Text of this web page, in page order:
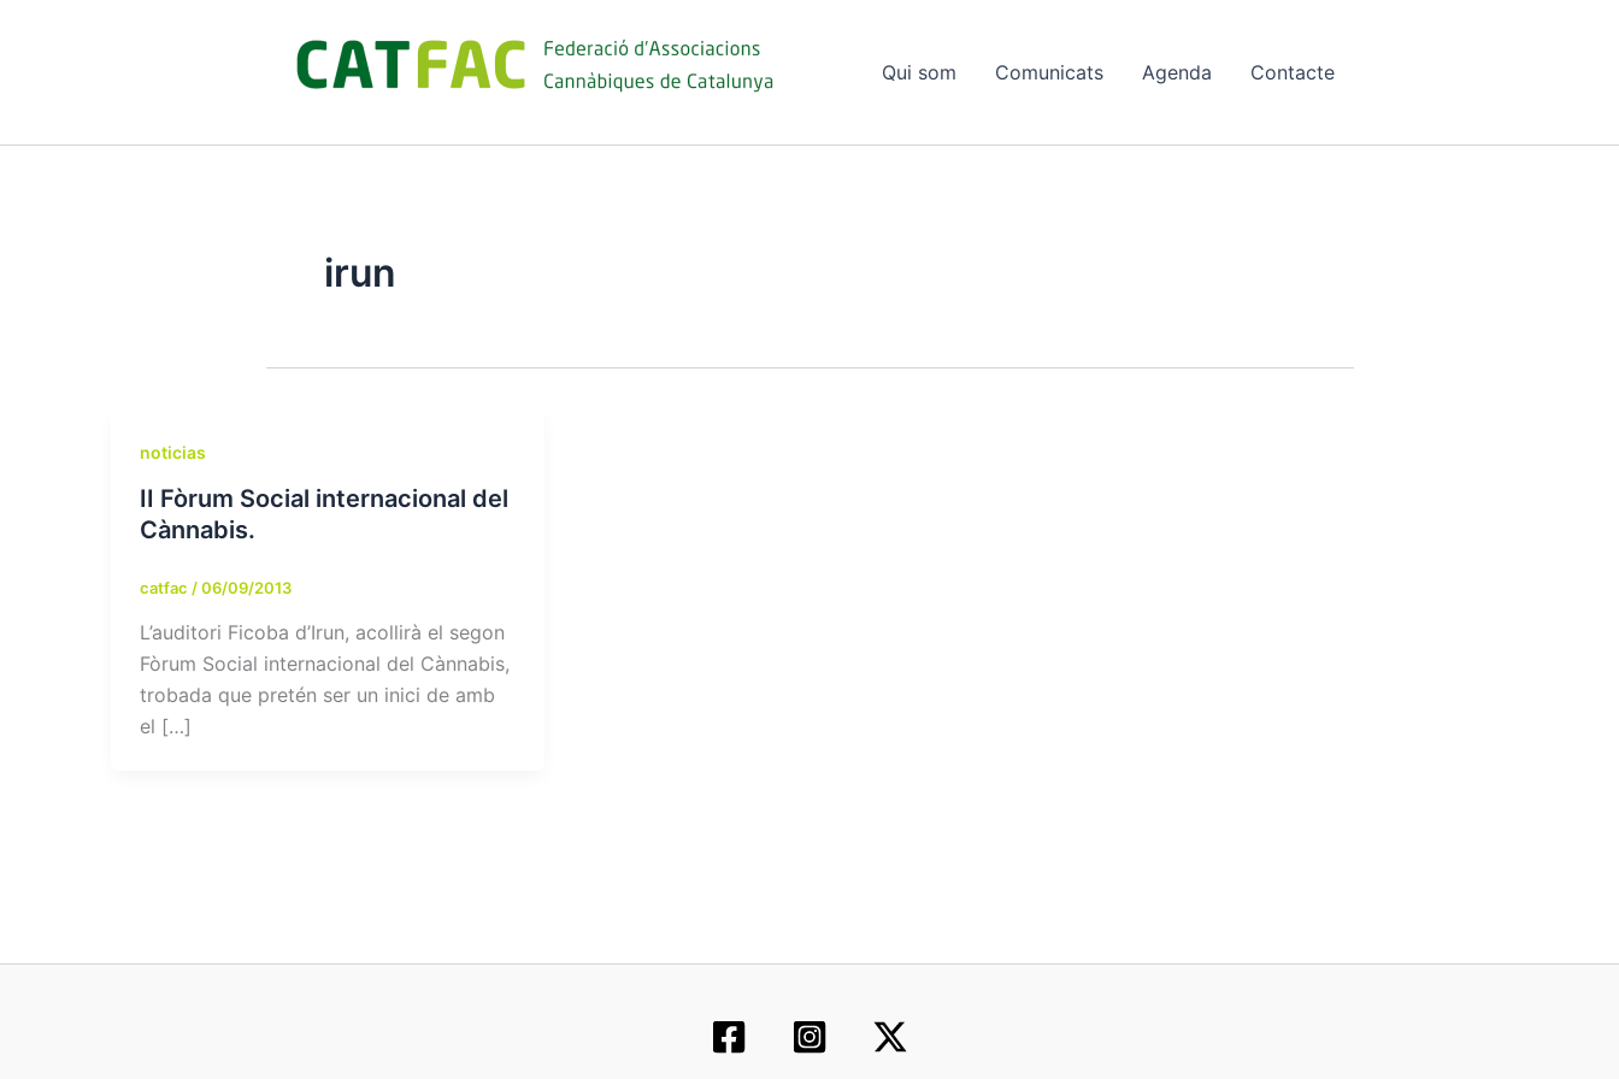
Qui som Comunicats Agenda Contacte
irun
noticias
II Fòrum Social internacional del
Cànnabis.
catfac /06/09/2013
L’auditori Ficoba d’Irun, acollirà el segon
Fòrum Social internacional del Cànnabis,
trobada que pretén ser un inici de amb
el […]